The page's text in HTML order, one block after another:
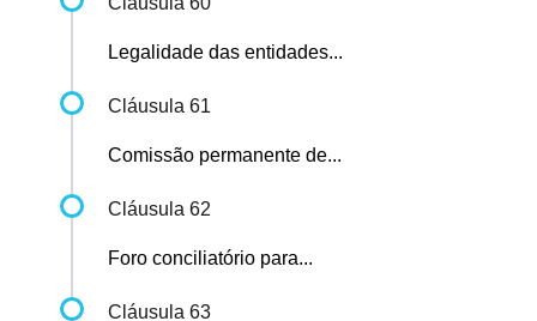
Legalidade das entidades...
Cláusula 61
Comissão permanente de...
Cláusula 62
Foro conciliatório para...
Cláusula 63